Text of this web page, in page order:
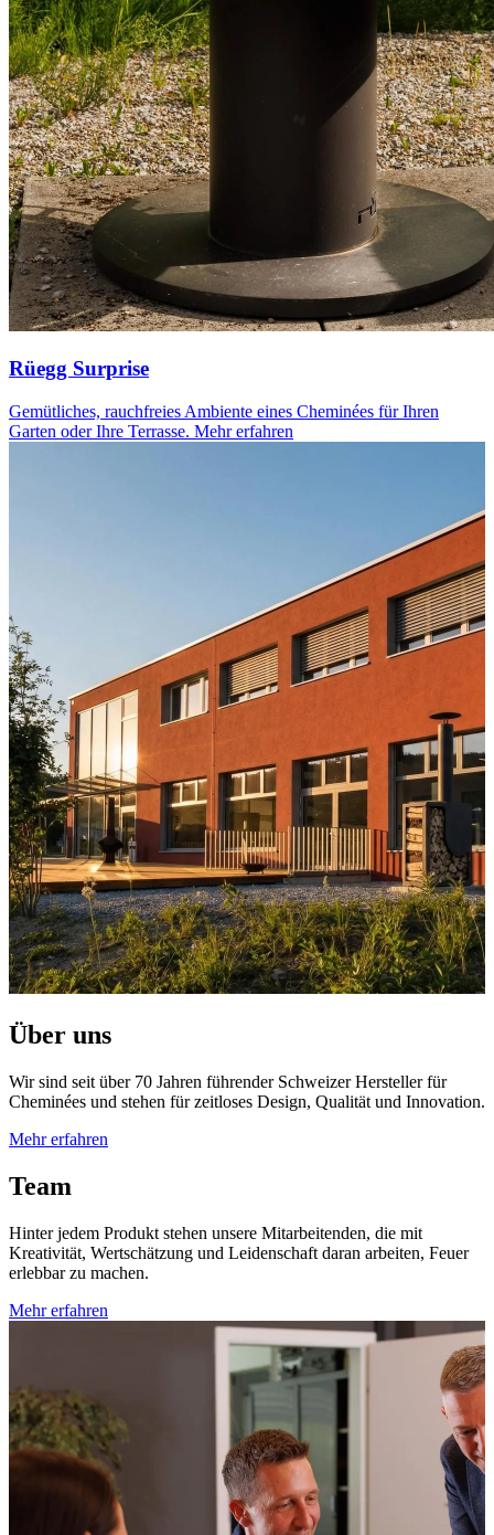
Rüegg Surprise
Gemütliches, rauchfreies Ambiente eines Cheminées für Ihren
Garten oder Ihre Terrasse. Mehr erfahren
Über uns
Wir sind seit über 70 Jahren führender Schweizer Hersteller für
Cheminées und stehen für zeitloses Design, Qualität und Innovation.
Mehr erfahren
Team
Hinter jedem Produkt stehen unsere Mitarbeitenden, die mit
Kreativität, Wertschätzung und Leidenschaft daran arbeiten, Feuer
erlebbar zu machen.
Mehr erfahren